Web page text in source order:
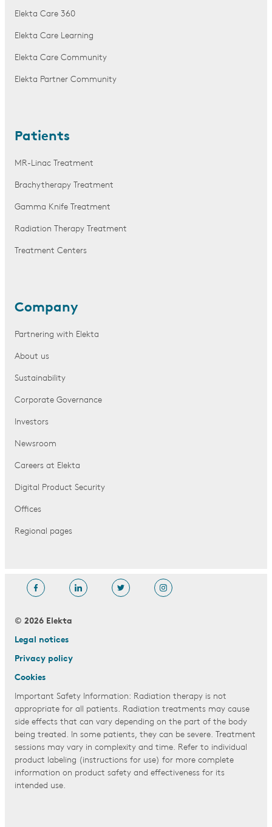
Elekta Care 360
Elekta Care Learning
Elekta Care Community
Elekta Partner Community
Patients
MR-Linac Treatment
Brachytherapy Treatment
Gamma Knife Treatment
Radiation Therapy Treatment
Treatment Centers
Company
Partnering with Elekta
About us
Sustainability
Corporate Governance
Investors
Newsroom
Careers at Elekta
Digital Product Security
Offices
Regional pages
© 2026 Elekta
Legal notices
Privacy policy
Cookies
Important Safety Information: Radiation therapy is not
appropriate for all patients. Radiation treatments may cause
side effects that can vary depending on the part of the body
being treated. In some patients, they can be severe. Treatment
sessions may vary in complexity and time. Refer to individual
product labeling (instructions for use) for more complete
information on product safety and effectiveness for its
intended use.